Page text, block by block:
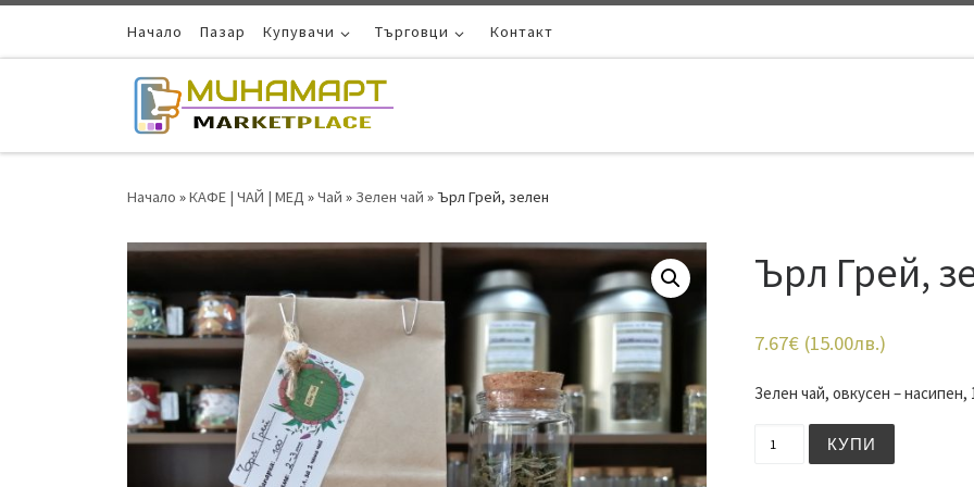
Skip to contentНачало Пазар Купувачи Търговци Контакт
Начало »КАФЕ | ЧАЙ | МЕД »Чай » Зелен чай »Ърл Грей, зелен
Ърл Грей,
7.67€ (15.00лв.)
Зелен чай, овкусен – насипен,
КУПИ